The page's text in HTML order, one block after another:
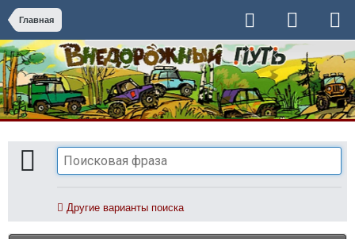
Главная
Другие варианты поиска